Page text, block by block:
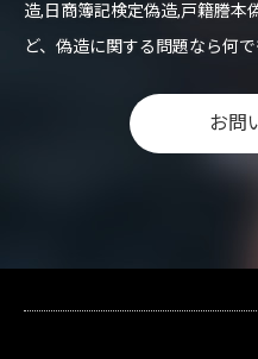
造,日商簿記検定偽造,戸籍謄本
ど、偽造に関する問題なら何
お問